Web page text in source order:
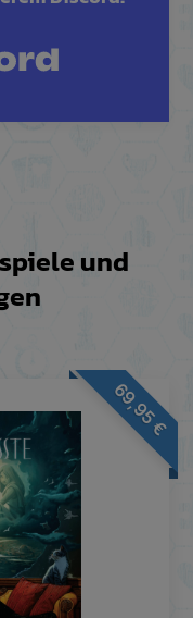
und
69,95
€